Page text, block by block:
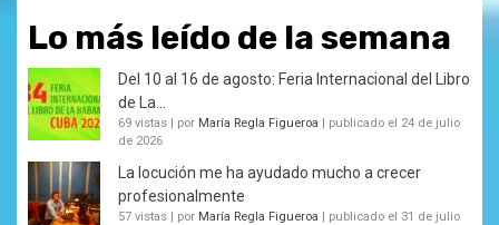
Lo más leído de la semana
Del 10 al 16 de agosto: Feria Internacional del Libro
de La...
69 vistas | por María Regla Figueroa | publicado el 24 de julio
de 2026
La locución me ha ayudado mucho a crecer
profesionalmente
57 vistas | por María Regla Figueroa | publicado el 31 de julio